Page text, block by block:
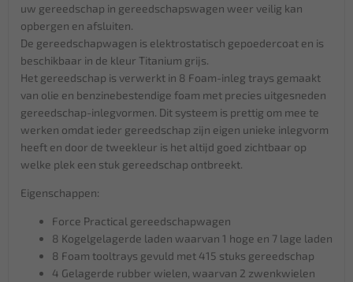
uw gereedschap in gereedschapswagen weer veilig kan
opbergen en afsluiten.
De gereedschapwagen is elektrostatisch gepoedercoat en is
beschikbaar in de kleur Titanium grijs.
Het gereedschap is verwerkt in 8 Foam-inleg trays gemaakt
van olie en benzinebestendige foam met precies uitgesneden
gereedschap-inlegvormen. Dit systeem is prettig om mee te
werken omdat ieder gereedschap zijn eigen unieke inlegvorm
heeft en door de tweekleur is het altijd goed zichtbaar op
welke plek een stuk gereedschap ontbreekt.
Eigenschappen:
Force Practical gereedschapwagen
8 Kogelgelagerde laden waarvan 1 hoge en 7 lage laden
8 Foam tooltrays gevuld met 415 stuks gereedschap
4 Gelagerde rubber wielen, waarvan 2 zwenkwielen